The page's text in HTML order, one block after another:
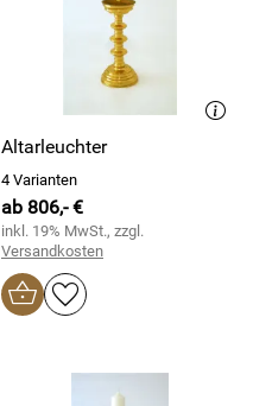
Altarleuchter
4 Varianten
ab 806,- €
inkl. 19% MwSt., zzgl.
Versandkosten